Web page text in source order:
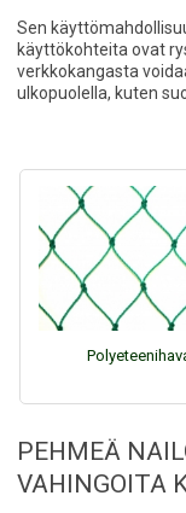
Sen
käyttökohteita ovat
verkkokangasta
ulkopuolella, kuten
PEHMEÄ
VAHINGOITA